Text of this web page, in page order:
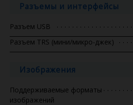
Разъемы и интерфейсы
Разъем USB
Разъем TRS (мини/микро-джек)
Изображения
Поддерживаемые форматы
изображений